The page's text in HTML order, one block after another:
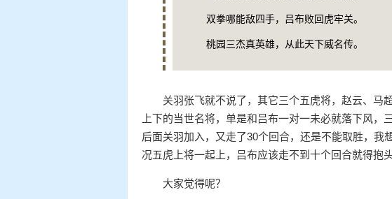
双拳哪能敌四手，吕布败回虎牢关。
桃园三杰真英雄，从此天下威名传。
关羽张飞就不说了，其它三个五虎将，赵云、马
上下的当世名将，单是和吕布一对一未必就落下风，
后面关羽加入，又走了30个回合，还是不能取胜，
况五虎上将一起上，吕布应该走不到十个回合就得抱
大家觉得呢？